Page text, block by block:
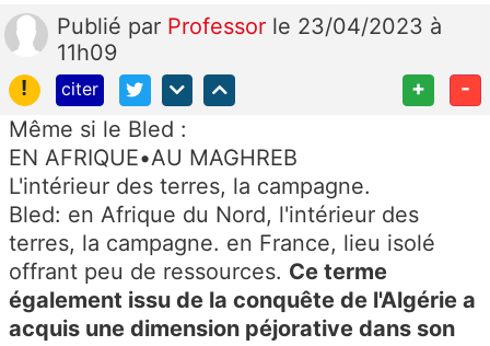
Publié par Professor le 23/04/2023 à
11h09
!
citer +
-
Même si le Bled :
EN AFRIQUE•AU MAGHREB
L'intérieur des terres, la campagne.
Bled: en Afrique du Nord, l'intérieur des
terres, la campagne. en France, lieu isolé
offrant peu de ressources. Ce terme
également issu de la conquête de l'Algérie a
acquis une dimension péjorative dans son